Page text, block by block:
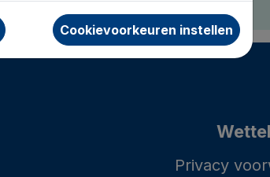
Privacy
Cookievoorkeuren instellen